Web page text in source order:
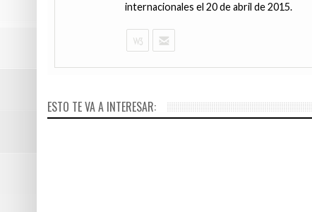
internacionales el 20 de abril de 2015.
ESTO TE VA A INTERESAR:
15 de
Peruano